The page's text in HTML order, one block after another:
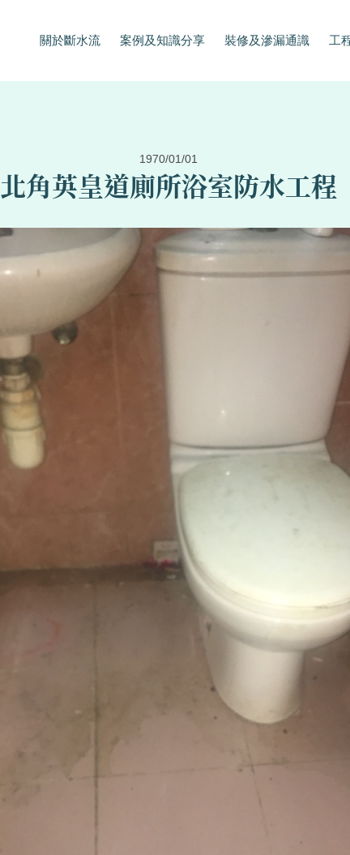
關於斷水流 案例及知識分享 裝修及滲漏通識 工
1970/01/01
北角英皇道廁所浴室防水工程